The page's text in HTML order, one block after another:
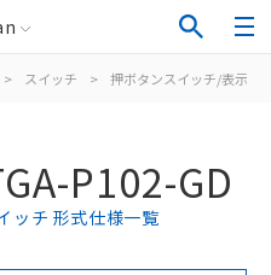
> スイッチ > 押ボタンスイッチ/表示灯
P102-GD
ッチ 形式仕様一覧